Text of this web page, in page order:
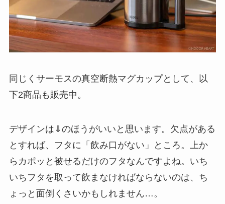
同じくサーモスの真空断熱マグカップとして、以
下2商品も販売中。
デザインは⇓のほうがいいと思います。欠点がある
とすれば、フタに「飲み口がない」ところ。上か
らカポッと被せるだけのフタなんですよね。いち
いちフタを取って飲まなければならないのは、ち
ょっと面倒くさいかもしれません…。